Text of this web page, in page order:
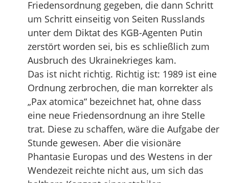
Friedensordnung gegeben, die dann Schritt
um Schritt einseitig von Seiten Russlands
unter dem Diktat des KGB-Agenten Putin
zerstört worden sei, bis es schließlich zum
Ausbruch des Ukrainekrieges kam.
Das ist nicht richtig. Richtig ist: 1989 ist eine
Ordnung zerbrochen, die man korrekter als
„Pax atomica“ bezeichnet hat, ohne dass
eine neue Friedensordnung an ihre Stelle
trat. Diese zu schaffen, wäre die Aufgabe der
Stunde gewesen. Aber die visionäre
Phantasie Europas und des Westens in der
Wendezeit reichte nicht aus, um sich das